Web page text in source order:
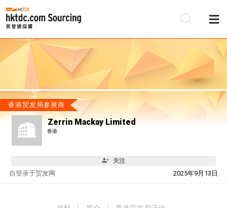
香港贸发局参展商
Zerrin Mackay Limited
香港
关注
自 2025年9月13日
登录于贸发网